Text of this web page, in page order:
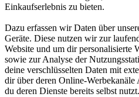
Einkaufserlebnis zu bieten.
Dazu erfassen wir Daten über
Geräte. Diese nutzen wir zur
Website und um dir personalisierte
sowie zur Analyse der
deine verschlüsselten Daten mit
dir über deren Online-Werbekanäle
du deren Dienste bereits selbst nutzt.